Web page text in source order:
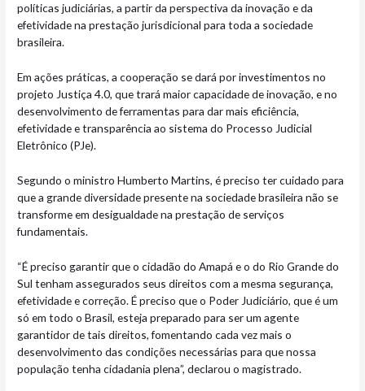
políticas judiciárias, a partir da perspectiva da inovação e da
efetividade na prestação jurisdicional para toda a sociedade
brasileira.
Em ações práticas, a cooperação se dará por investimentos no
projeto Justiça 4.0, que trará maior capacidade de inovação, e no
desenvolvimento de ferramentas para dar mais eficiência,
efetividade e transparência ao sistema do Processo Judicial
Eletrônico (PJe).
Segundo o ministro Humberto Martins, é preciso ter cuidado para
que a grande diversidade presente na sociedade brasileira não se
transforme em desigualdade na prestação de serviços
fundamentais.
“É preciso garantir que o cidadão do Amapá e o do Rio Grande do
Sul tenham assegurados seus direitos com a mesma segurança,
efetividade e correção. É preciso que o Poder Judiciário, que é um
só em todo o Brasil, esteja preparado para ser um agente
garantidor de tais direitos, fomentando cada vez mais o
desenvolvimento das condições necessárias para que nossa
população tenha cidadania plena”, declarou o magistrado.